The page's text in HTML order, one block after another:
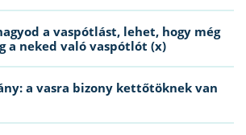
a vaspótlást, lehet, hogy még
a neked való vaspótlót (x)
a vasra bizony kettőtöknek van